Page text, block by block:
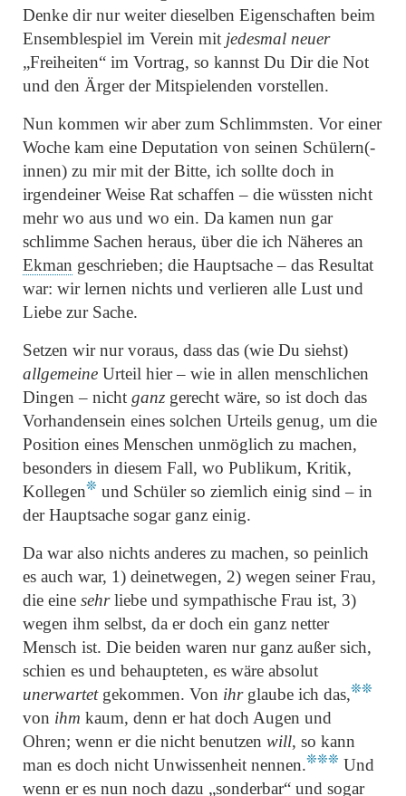
Denke dir nur weiter dieselben Eigenschaften beim
Ensemblespiel im Verein mit jedesmal neuer
„Freiheiten“ im Vortrag, so kannst Du Dir die Not
und den Ärger der Mitspielenden vorstellen.
Nun kommen wir aber zum Schlimmsten. Vor einer
Woche kam eine Deputation von seinen Schülern(-
innen) zu mir mit der Bitte, ich sollte doch in
irgendeiner Weise Rat schaffen – die wüssten nicht
mehr wo aus und wo ein. Da kamen nun gar
schlimme Sachen heraus, über die ich Näheres an
Ekman geschrieben; die Hauptsache – das Resultat
war: wir lernen nichts und verlieren alle Lust und
Liebe zur Sache.
Setzen wir nur voraus, dass das (wie Du siehst)
allgemeine Urteil hier – wie in allen menschlichen
Dingen – nicht ganz gerecht wäre, so ist doch das
Vorhandensein eines solchen Urteils genug, um die
Position eines Menschen unmöglich zu machen,
besonders in diesem Fall, wo Publikum, Kritik,
Kollegen❊ und Schüler so ziemlich einig sind – in
der Hauptsache sogar ganz einig.
Da war also nichts anderes zu machen, so peinlich
es auch war, 1) deinetwegen, 2) wegen seiner Frau,
die eine sehrliebe und sympathische Frau ist, 3)
wegen ihm selbst, da er doch ein ganz netter
Mensch ist. Die beiden waren nur ganz außer sich,
schien es und behaupteten, es wäre absolut
unerwartetgekommen. Von ihrglaube ich das,❊❊
von ihm kaum, denn er hat doch Augen und
Ohren; wenn er die nicht benutzen will, so kann
man es doch nicht Unwissenheit nennen.❊❊❊ Und
wenn er es nun noch dazu „sonderbar“ und sogar